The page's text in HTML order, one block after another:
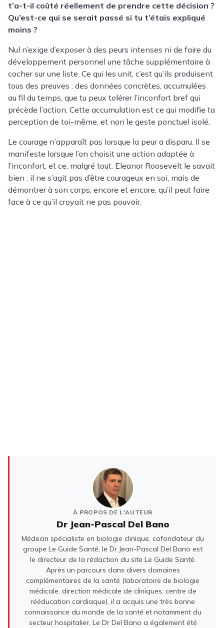
t’a-t-il coûté réellement de prendre cette décision ?
Qu’est-ce qui se serait passé si tu t’étais expliqué
moins ?
Nul n’exige d’exposer à des peurs intenses ni de faire du
développement personnel une tâche supplémentaire à
cocher sur une liste. Ce qui les unit, c’est qu’ils produisent
tous des preuves : des données concrètes, accumulées
au fil du temps, que tu peux tolérer l’inconfort bref qui
précède l’action. Cette accumulation est ce qui modifie ta
perception de toi-même, et non le geste ponctuel isolé.
Le courage n’apparaît pas lorsque la peur a disparu. Il se
manifeste lorsque l’on choisit une action adaptée à
l’inconfort, et ce, malgré tout. Eleanor Roosevelt le savait
bien : il ne s’agit pas d’être courageux en soi, mais de
démontrer à son corps, encore et encore, qu’il peut faire
face à ce qu’il croyait ne pas pouvoir.
À PROPOS DE L'AUTEUR
Dr Jean-Pascal Del Bano
Médecin spécialiste en biologie clinique, cofondateur du
groupe Le Guide Santé, le Dr Jean-Pascal Del Bano est
le directeur de la rédaction du site Le Guide Santé.
Après un parcours dans divers domaines
complémentaires de la santé (laboratoire de biologie
médicale, direction médicale de cliniques, centre de
rééducation cardiaque), il a acquis une très bonne
connaissance du monde de la santé et notamment du
secteur hospitalier. Le Dr Del Bano a également été